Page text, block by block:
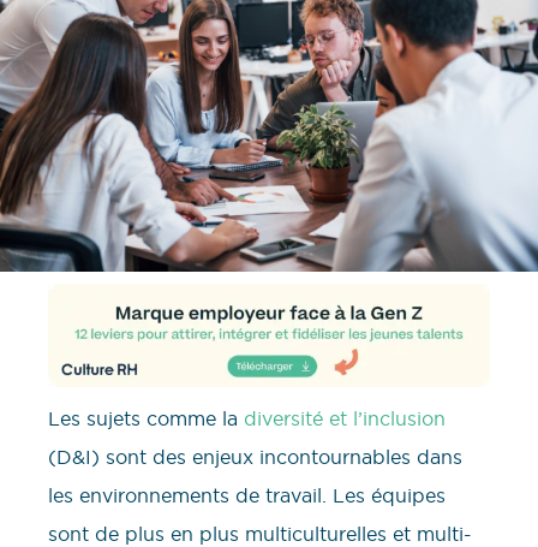
Les sujets comme la diversité et l’inclusion
(D&I) sont des enjeux incontournables dans
les environnements de travail. Les équipes
sont de plus en plus multiculturelles et multi-